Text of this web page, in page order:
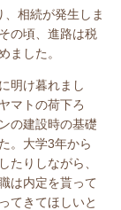
相続が発生しま
の頃、進路は税
ました。
明け暮れまし
マトの荷下ろ
の建設時の基礎
。大学3年から
たりしながら、
は内定を貰って
てきてほしいと